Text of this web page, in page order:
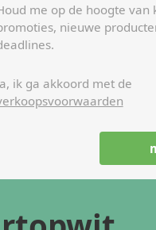
me op de hoogte van
nieuwe
ik ga akkoord met de